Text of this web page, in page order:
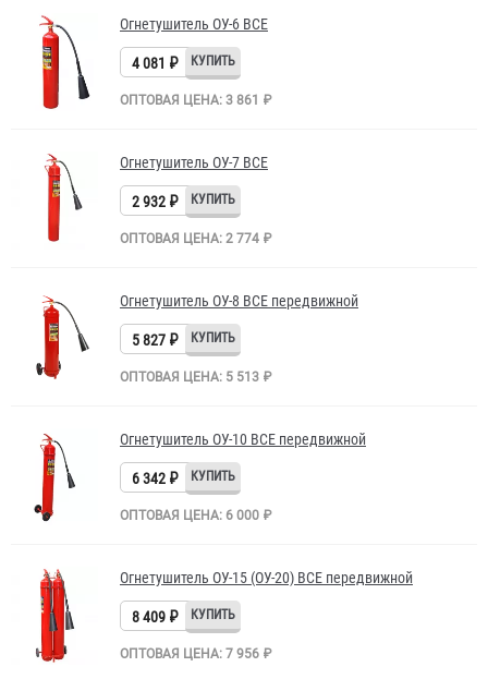
Огнетушитель ОУ-6 BCE
4 081 ₽
ОПТОВАЯ ЦЕНА: 3 861 ₽
Огнетушитель ОУ-7 BCE
2 932 ₽
ОПТОВАЯ ЦЕНА: 2 774 ₽
Огнетушитель ОУ-8 BCE передвижной
5 827 ₽
ОПТОВАЯ ЦЕНА: 5 513 ₽
Огнетушитель ОУ-10 BCE передвижной
6 342 ₽
ОПТОВАЯ ЦЕНА: 6 000 ₽
Огнетушитель ОУ-15 (ОУ-20) BCE передвижной
8 409 ₽
ОПТОВАЯ ЦЕНА: 7 956 ₽